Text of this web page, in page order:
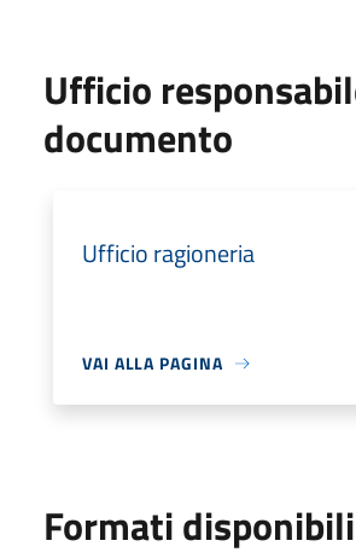
Ufficio
documento
Ufficio ragioneria
VAI ALLA PAGINA
Formati disponibili